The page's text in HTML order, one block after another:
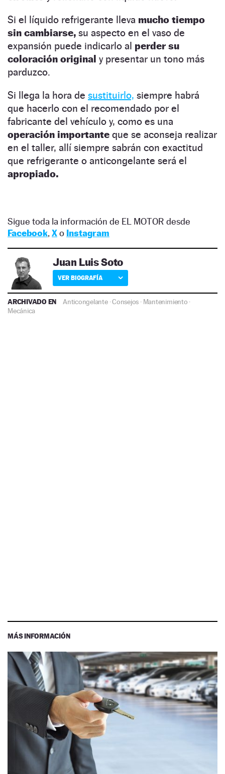
Si el líquido refrigerante lleva mucho tiempo
sin cambiarse, su aspecto en el vaso de
expansión puede indicarlo al perder su
coloración original y presentar un tono más
parduzco.
Si llega la hora de sustituirlo, siempre habrá
que hacerlo con el recomendado por el
fabricante del vehículo y, como es una
operación importante que se aconseja realizar
en el taller, allí siempre sabrán con exactitud
que refrigerante o anticongelante será el
apropiado.
Sigue toda la información de EL MOTOR desde
Facebook, Xo Instagram
Juan Luis Soto
VER BIOGRAFÍA
ARCHIVADO EN Anticongelante·Consejos · Mantenimiento ·
Mecánica
MÁS INFORMACIÓN